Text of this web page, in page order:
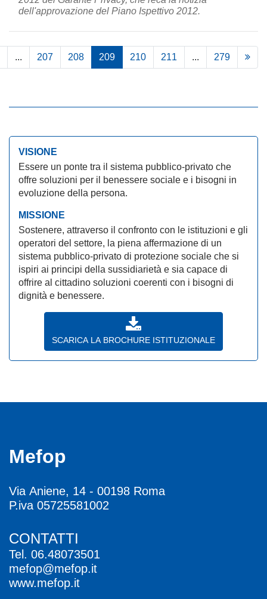
dell'approvazione del Piano Ispettivo 2012.
... 207 208 209 210 211 ... 279
VISIONE
Essere un ponte tra il sistema pubblico-privato che
offre soluzioni per il benessere sociale e i bisogni in
evoluzione della persona.
MISSIONE
Sostenere, attraverso il confronto con le istituzioni e gli
operatori del settore, la piena affermazione di un
sistema pubblico-privato di protezione sociale che si
ispiri ai principi della sussidiarietà e sia capace di
offrire al cittadino soluzioni coerenti con i bisogni di
dignità e benessere.
SCARICA LA BROCHURE ISTITUZIONALE
Mefop
Via Aniene, 14 - 00198 Roma
P.iva 05725581002
CONTATTI
Tel. 06.48073501
mefop@mefop.it
www.mefop.it